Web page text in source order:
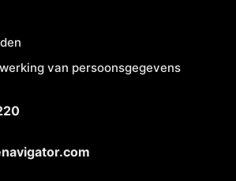
van persoonsgegevens